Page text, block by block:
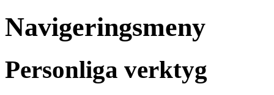
Navigeringsmeny
Personliga verktyg